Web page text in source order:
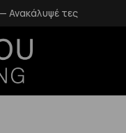
Ανακάλυψέ τες